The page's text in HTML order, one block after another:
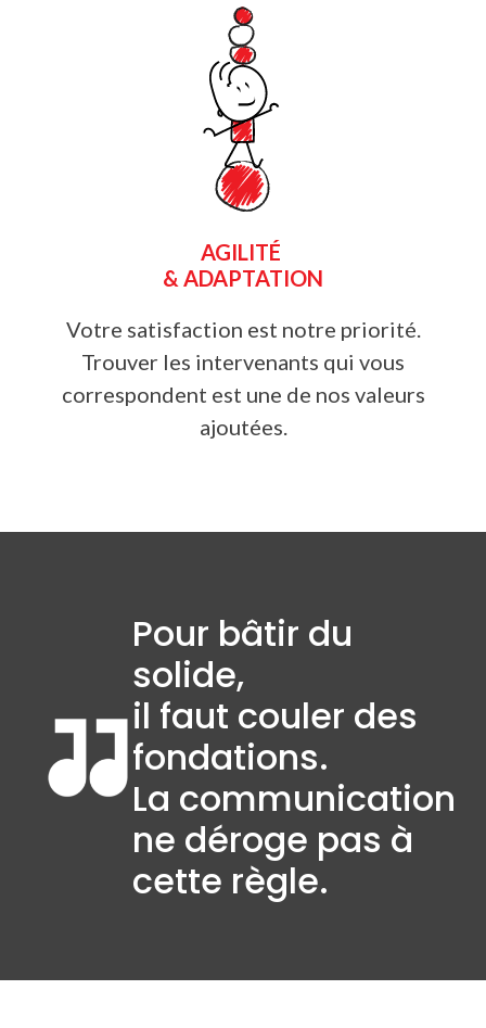
AGILITÉ
& ADAPTATION
Votre satisfaction est notre priorité.
Trouver les intervenants qui vous
correspondent est une de nos valeurs
ajoutées.
Pour bâtir du
solide,
il faut couler des
fondations.
La communication
ne déroge pas à
cette règle.